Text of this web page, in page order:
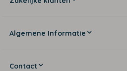
Algemene Informatie
Contact